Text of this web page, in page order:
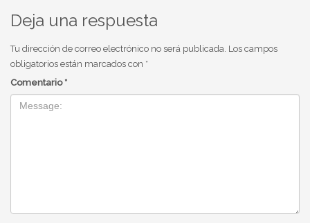
Deja una respuesta
Tu dirección de correo electrónico no será publicada. Los campos
obligatorios están marcados con *
Comentario *